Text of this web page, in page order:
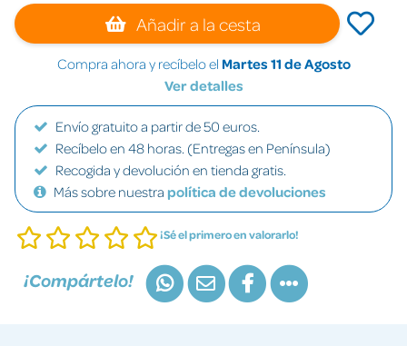
Añadir a la cesta
Compra ahora y recíbelo el Martes 11 de Agosto
Ver detalles
Envío gratuito a partir de 50 euros.
Recíbelo en 48 horas. (Entregas en Península)
Recogida y devolución en tienda gratis.
Más sobre nuestra política de devoluciones
¡Sé el primero en valorarlo!
¡Compártelo!